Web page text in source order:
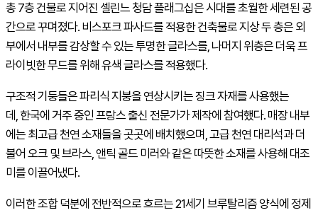
총 7층 건물로 지어진 셀린느 청담 플래그십은 시대를 초월한 세련된 공
간으로 꾸며졌다. 비스포크 파사드를 적용한 건축물로 지상 두 층은 외
부에서 내부를 감상할 수 있는 투명한 글라스를, 나머지 위층은 더욱 프
라이빗한 무드를 위해 유색 글라스를 적용했다.
구조적 기둥들은 파리식 지붕을 연상시키는 징크 자재를 사용했는
데, 한국에 거주 중인 프랑스 출신 전문가가 제작에 참여했다. 매장 내부
에는 최고급 천연 소재들을 곳곳에 배치했으며, 고급 천연 대리석과 더
불어 오크 및 브라스, 앤틱 골드 미러와 같은 따뜻한 소재를 사용해 대조
미를 이끌어냈다.
이러한 조합 덕분에 전반적으로 흐르는 21세기 브루탈리즘 양식에 정제